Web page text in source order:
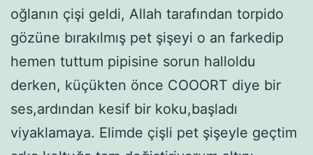
oğlanın çişi geldi, Allah tarafından torpido
gözüne bırakılmış pet şişeyi o an farkedip
hemen tuttum pipisine sorun halloldu
derken, küçükten önce COOORT diye bir
ses,ardından kesif bir koku,başladı
viyaklamaya. Elimde çişli pet şişeyle geçtim